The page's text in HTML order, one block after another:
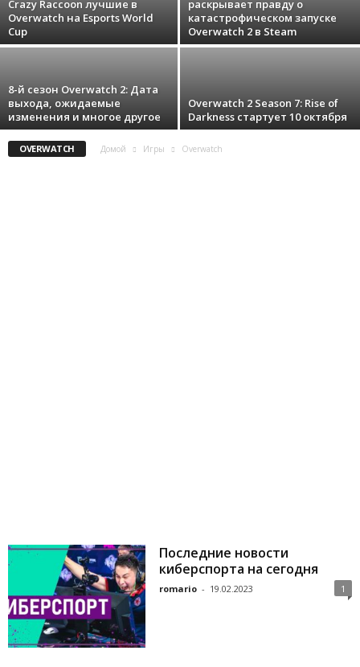
DEAD CIDE CLUB
DEADCRAFT DEATH STRANDING
DEATHLOOP
DEEP ROCK GALACTIC
DESTINY 2 THE WITCH QUEEN
DESTROY ALL HUMANS! 2
Crazy Raccoon лучшие в
Overwatch на Esports World
Cup
раскрывает правду о
катастрофическом запуске
Overwatch 2 в Steam
8-й сезон Overwatch 2: Дата
выхода, ожидаемые
изменения и многое другое
Overwatch 2 Season 7: Rise of
Darkness стартует 10 октября
OVERWATCH Домой Игры Overwatch
Последние новости
киберспорта на сегодня
romario - 19.02.2023 1